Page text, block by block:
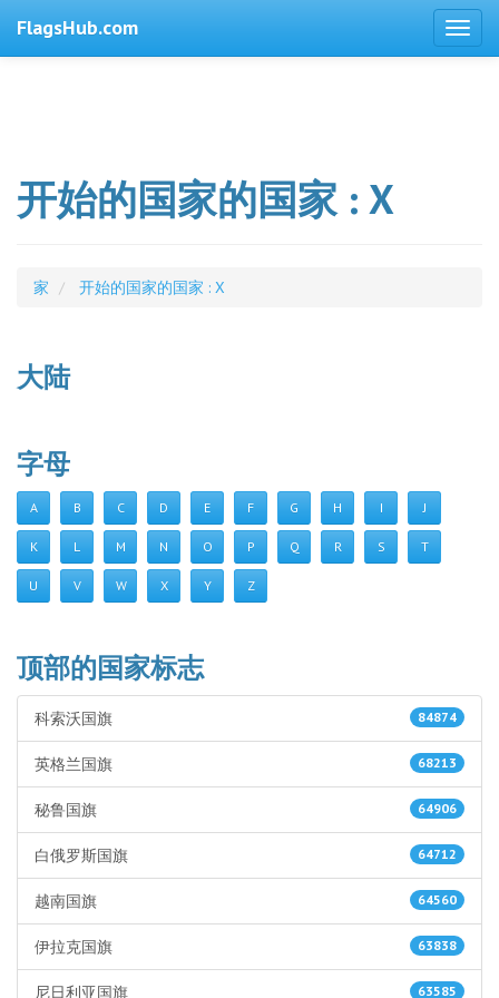
FlagsHub.com
开始的国家的国家 : X
家 开始的国家的国家 : X
大陆
字母
A B C D E F G H I J
K L M N O P Q R S T
U V W X Y Z
顶部的国家标志
84874
科索沃国旗
68213
英格兰国旗
64906
秘鲁国旗
64712
白俄罗斯国旗
64560
越南国旗
63838
伊拉克国旗
63585
尼日利亚国旗